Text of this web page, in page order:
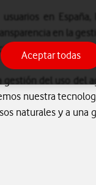
en España,
en la
técnica.
gestión del uso del
nuestra
naturales y a una
Aceptar todas